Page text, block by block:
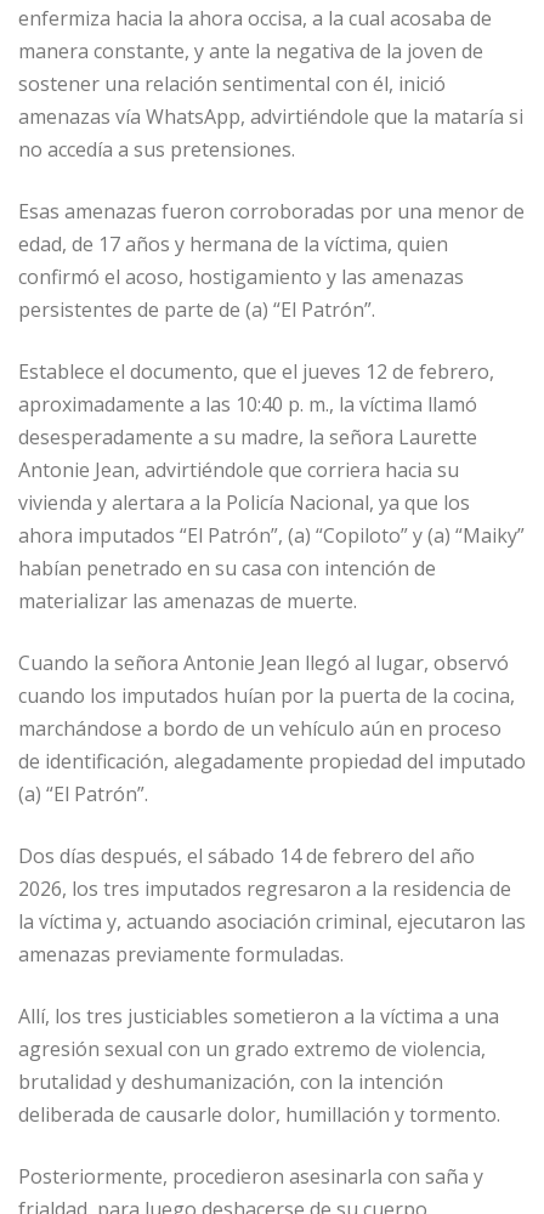
enfermiza hacia la ahora occisa, a la cual acosaba de
manera constante, y ante la negativa de la joven de
sostener una relación sentimental con él, inició
amenazas vía WhatsApp, advirtiéndole que la mataría si
no accedía a sus pretensiones.
Esas amenazas fueron corroboradas por una menor de
edad, de 17 años y hermana de la víctima, quien
confirmó el acoso, hostigamiento y las amenazas
persistentes de parte de (a) “El Patrón”.
Establece el documento, que el jueves 12 de febrero,
aproximadamente a las 10:40 p. m., la víctima llamó
desesperadamente a su madre, la señora Laurette
Antonie Jean, advirtiéndole que corriera hacia su
vivienda y alertara a la Policía Nacional, ya que los
ahora imputados “El Patrón”, (a) “Copiloto” y (a) “Maiky”
habían penetrado en su casa con intención de
materializar las amenazas de muerte.
Cuando la señora Antonie Jean llegó al lugar, observó
cuando los imputados huían por la puerta de la cocina,
marchándose a bordo de un vehículo aún en proceso
de identificación, alegadamente propiedad del imputado
(a) “El Patrón”.
Dos días después, el sábado 14 de febrero del año
2026, los tres imputados regresaron a la residencia de
la víctima y, actuando asociación criminal, ejecutaron las
amenazas previamente formuladas.
Allí, los tres justiciables sometieron a la víctima a una
agresión sexual con un grado extremo de violencia,
brutalidad y deshumanización, con la intención
deliberada de causarle dolor, humillación y tormento.
Posteriormente, procedieron asesinarla con saña y